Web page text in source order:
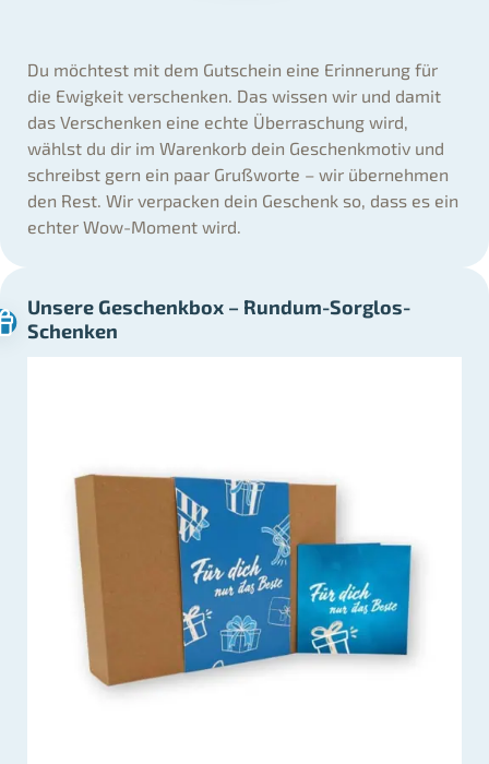
Du möchtest mit dem Gutschein eine Erinnerung für
die Ewigkeit verschenken. Das wissen wir und damit
das Verschenken eine echte Überraschung wird,
wählst du dir im Warenkorb dein Geschenkmotiv und
schreibst gern ein paar Grußworte – wir übernehmen
den Rest. Wir verpacken dein Geschenk so, dass es ein
echter Wow-Moment wird.
Unsere Geschenkbox – Rundum-Sorglos-
Schenken